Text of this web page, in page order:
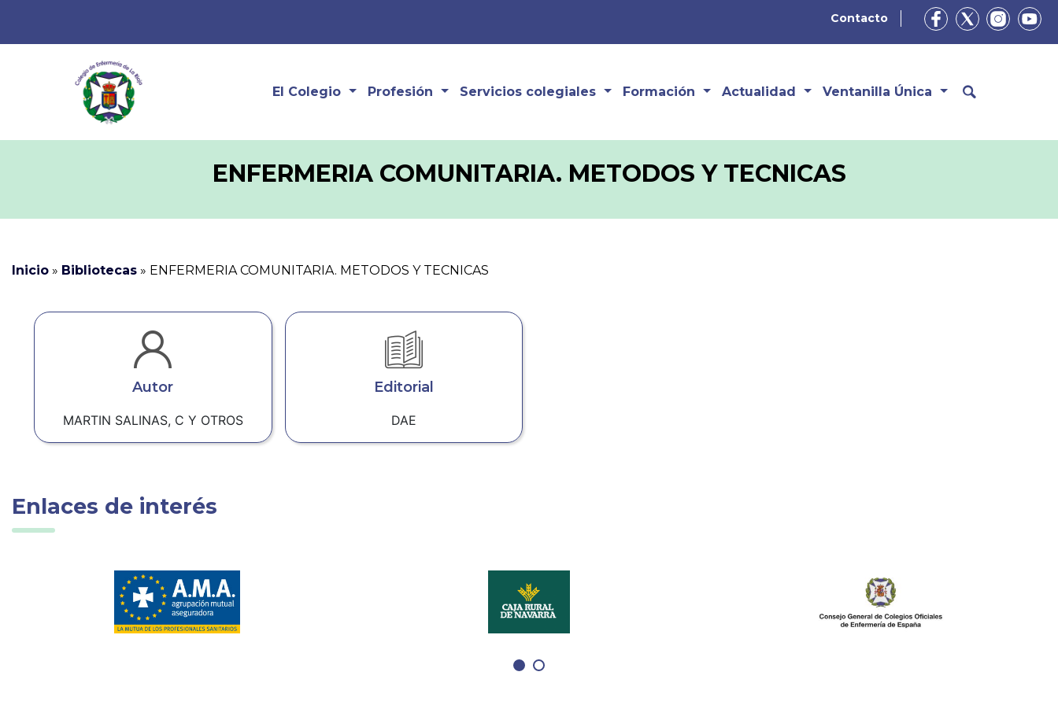
Contacto
El Colegio Profesión Servicios colegiales Formación Actualidad Ventanilla Única
ENFERMERIA COMUNITARIA. METODOS Y TECNICAS
Inicio » Bibliotecas » ENFERMERIA COMUNITARIA. METODOS Y TECNICAS
Autor
MARTIN SALINAS, C Y OTROS
Editorial
DAE
Enlaces de interés